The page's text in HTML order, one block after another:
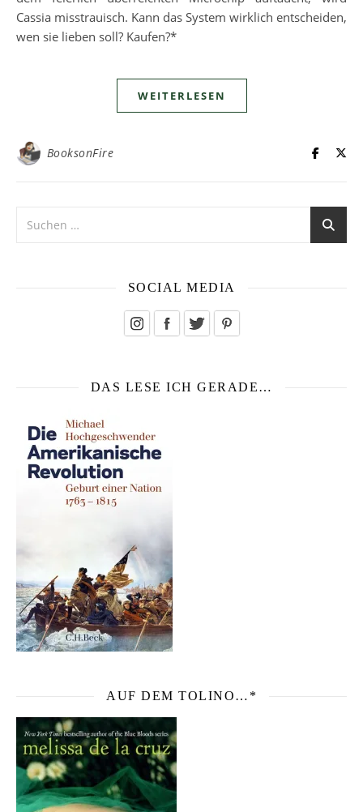
Cassia misstrauisch. Kann das System wirklich entscheiden,
wen sie lieben soll? Kaufen?*
WEITERLESEN
BooksonFire
SOCIAL MEDIA
DAS LESE ICH GERADE…
AUF DEM TOLINO…*